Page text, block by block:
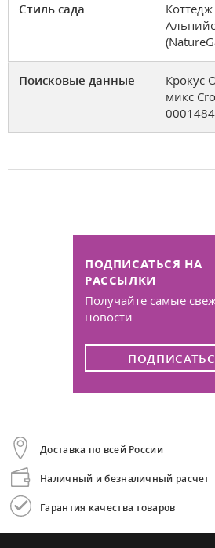
Стиль сада
Коттедж
Поисковые данные
Крокус
микс
ПОДПИСАТЬСЯ НА
РАССЫЛКИ
Получайте самые
новости
Доставка по всей России
Наличный и безналичный расчет
Гарантия качества товаров